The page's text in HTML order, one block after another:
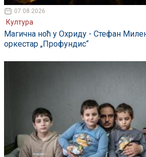
07.08.2026
Култура
Магична ноћ у Охриду - Стефан
оркестар „Профундис“